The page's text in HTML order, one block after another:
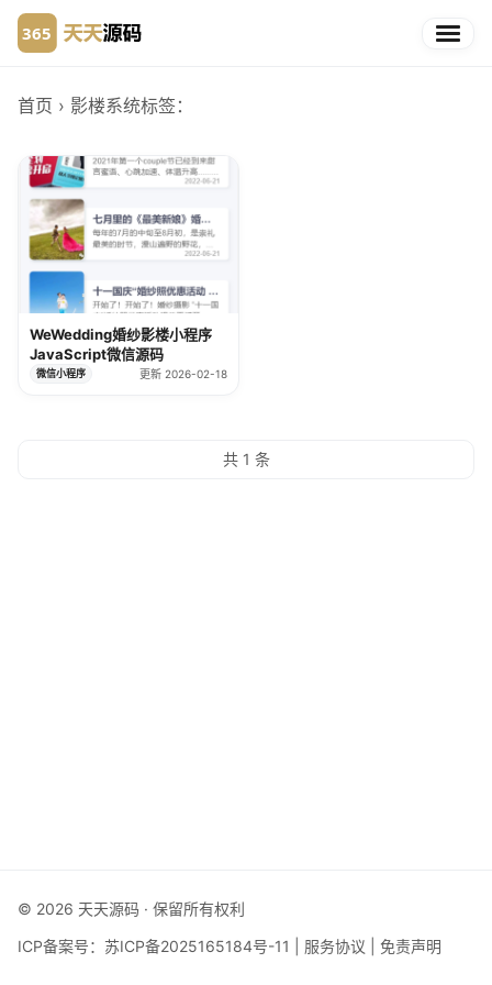
首页 › 影楼系统标签：
WeWedding婚纱影楼小程序
JavaScript微信源码
微信小程序 更新 2026-02-18
共 1 条
© 2026 天天源码 · 保留所有权利
ICP备案号： 苏ICP备2025165184号-11 服务协议 免责声明